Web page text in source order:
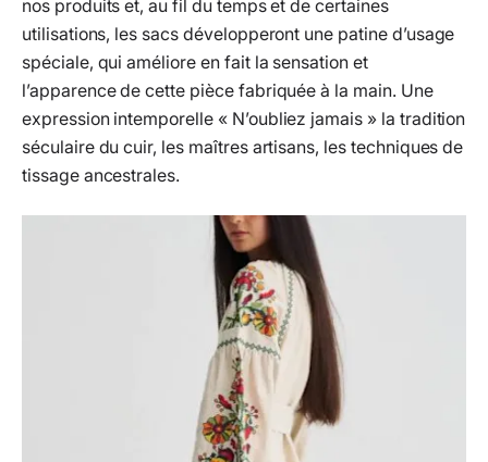
nos produits et, au fil du temps et de certaines
utilisations, les sacs développeront une patine d’usage
spéciale, qui améliore en fait la sensation et
l’apparence de cette pièce fabriquée à la main. Une
expression intemporelle « N’oubliez jamais » la tradition
séculaire du cuir, les maîtres artisans, les techniques de
tissage ancestrales.